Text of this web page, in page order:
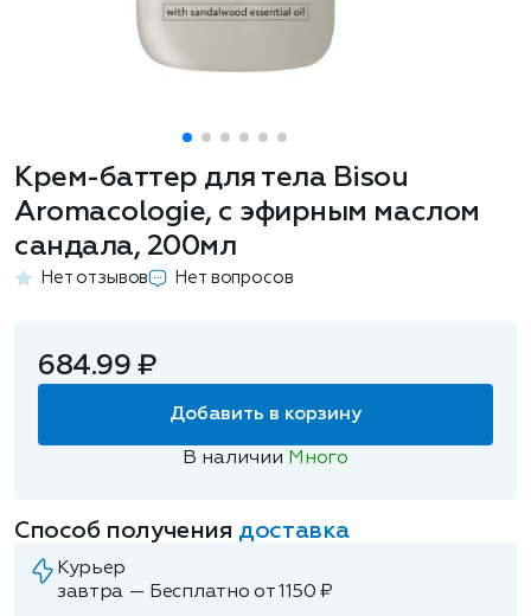
Крем-баттер для тела Bisou
Аromacologie, с эфирным маслом
сандала, 200мл
Нет отзывов Нет вопросов
684.99 ₽
Добавить в корзину
В наличии Много
Способ получения доставка
Курьер
завтра — Бесплатно от 1150 ₽